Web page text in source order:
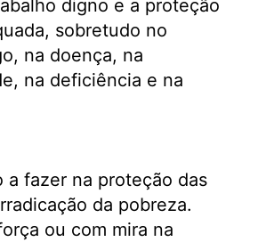
digno e a proteção
sobretudo no
na doença, na
na deficiência e na
a fazer na proteção das
da pobreza.
ou com mira na